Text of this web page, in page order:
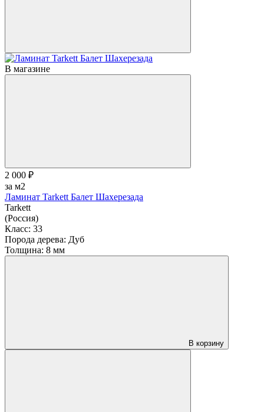
В магазине
2 000 ₽
за м2
Ламинат Tarkett Балет Шахерезада
Tarkett
(Россия)
Класс: 33
Порода дерева: Дуб
Толщина: 8 мм
В корзину